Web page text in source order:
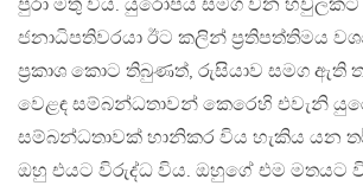
පුරා මතු විය. යුරෝපය සමග වන
ජනාධිපතිවරයා ඊට කලින් ප‍්‍රතිපත්තිමය
ප‍්‍රකාශ කොට තිබුණත්, රුසියාව සමග ඇති
වෙළඳ සම්බන්ධතාවන් කෙරෙහි එවැනි
සම්බන්ධතාවක් හානිකර විය හැකිය යන
ඔහු එයට විරුද්ධ විය. ඔහුගේ එම මතයට